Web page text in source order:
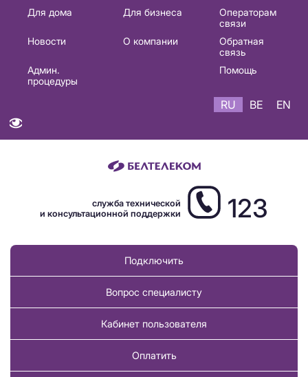
Основная
навигация
Для дома Для бизнеса
Операторам
связи
Новости
О компании
Обратная
связь
Админ.
процедуры
Помощь
RU BE EN
служба технической
и консультационной поддержки
123
Подключить
Вопрос специалисту
Кабинет пользователя
Оплатить